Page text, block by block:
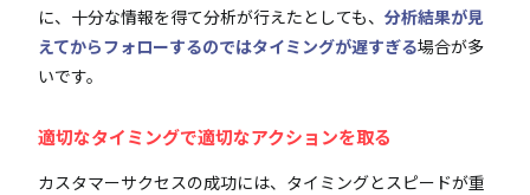
に、十分な情報を得て分析が行えたとしても、 分析結果が見
えてからフォローするのではタイミングが遅すぎる場合が多
いです。
適切なタイミングで適切なアクションを取る
カスタマーサクセスの成功には、タイミングとスピードが重